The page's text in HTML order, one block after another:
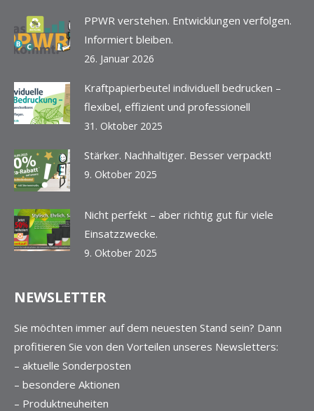
PPWR verstehen. Entwicklungen verfolgen.
Informiert bleiben.
26. Januar 2026
Kraftpapierbeutel individuell bedrucken –
flexibel, effizient und professionell
31. Oktober 2025
Stärker. Nachhaltiger. Besser verpackt!
9. Oktober 2025
Nicht perfekt – aber richtig gut für viele
Einsatzzwecke.
9. Oktober 2025
NEWSLETTER
Sie möchten immer auf dem neuesten Stand sein? Dann
profitieren Sie von den Vorteilen unseres Newsletters:
– aktuelle Sonderposten
– besondere Aktionen
– Produktneuheiten